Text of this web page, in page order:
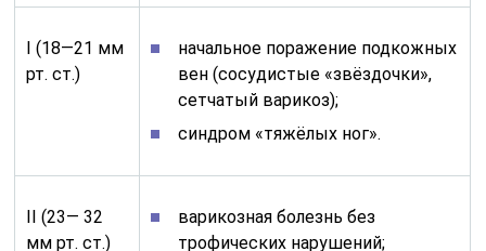
I (18—21 мм
рт. ст.)
начальное поражение подкожных
вен (сосудистые «звёздочки»,
сетчатый варикоз);
синдром «тяжёлых ног».
II (23— 32
мм рт. ст.)
варикозная болезнь без
трофических нарушений;